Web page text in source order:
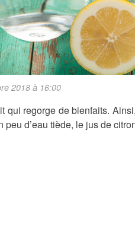
2018 à 16:00
qui regorge de bienfaits.
peu d’eau tiède, le jus de